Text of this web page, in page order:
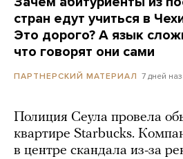
стран едут учиться в
Это дорого? А язык
что говорят они сами
ПАРТНЕРСКИЙ МАТЕРИАЛ 7 дней
Полиция Сеула провела
квартире Starbucks.
в центре скандала из-за